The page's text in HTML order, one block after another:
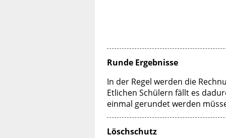
Runde Ergebnisse
In der Regel werden die
Etlichen Schülern fällt es
einmal gerundet werden
Löschschutz